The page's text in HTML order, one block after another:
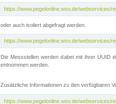
https://www.pegelonline.wsv.de/webservices/
oder auch isoliert abgefragt werden.
https://www.pegelonline.wsv.de/webservices/
Die Messstellen werden dabei mit ihrer UUID
entnommen werden.
Zusätzliche Informationen zu den verfügbaren
https://www.pegelonline.wsv.de/webservices/